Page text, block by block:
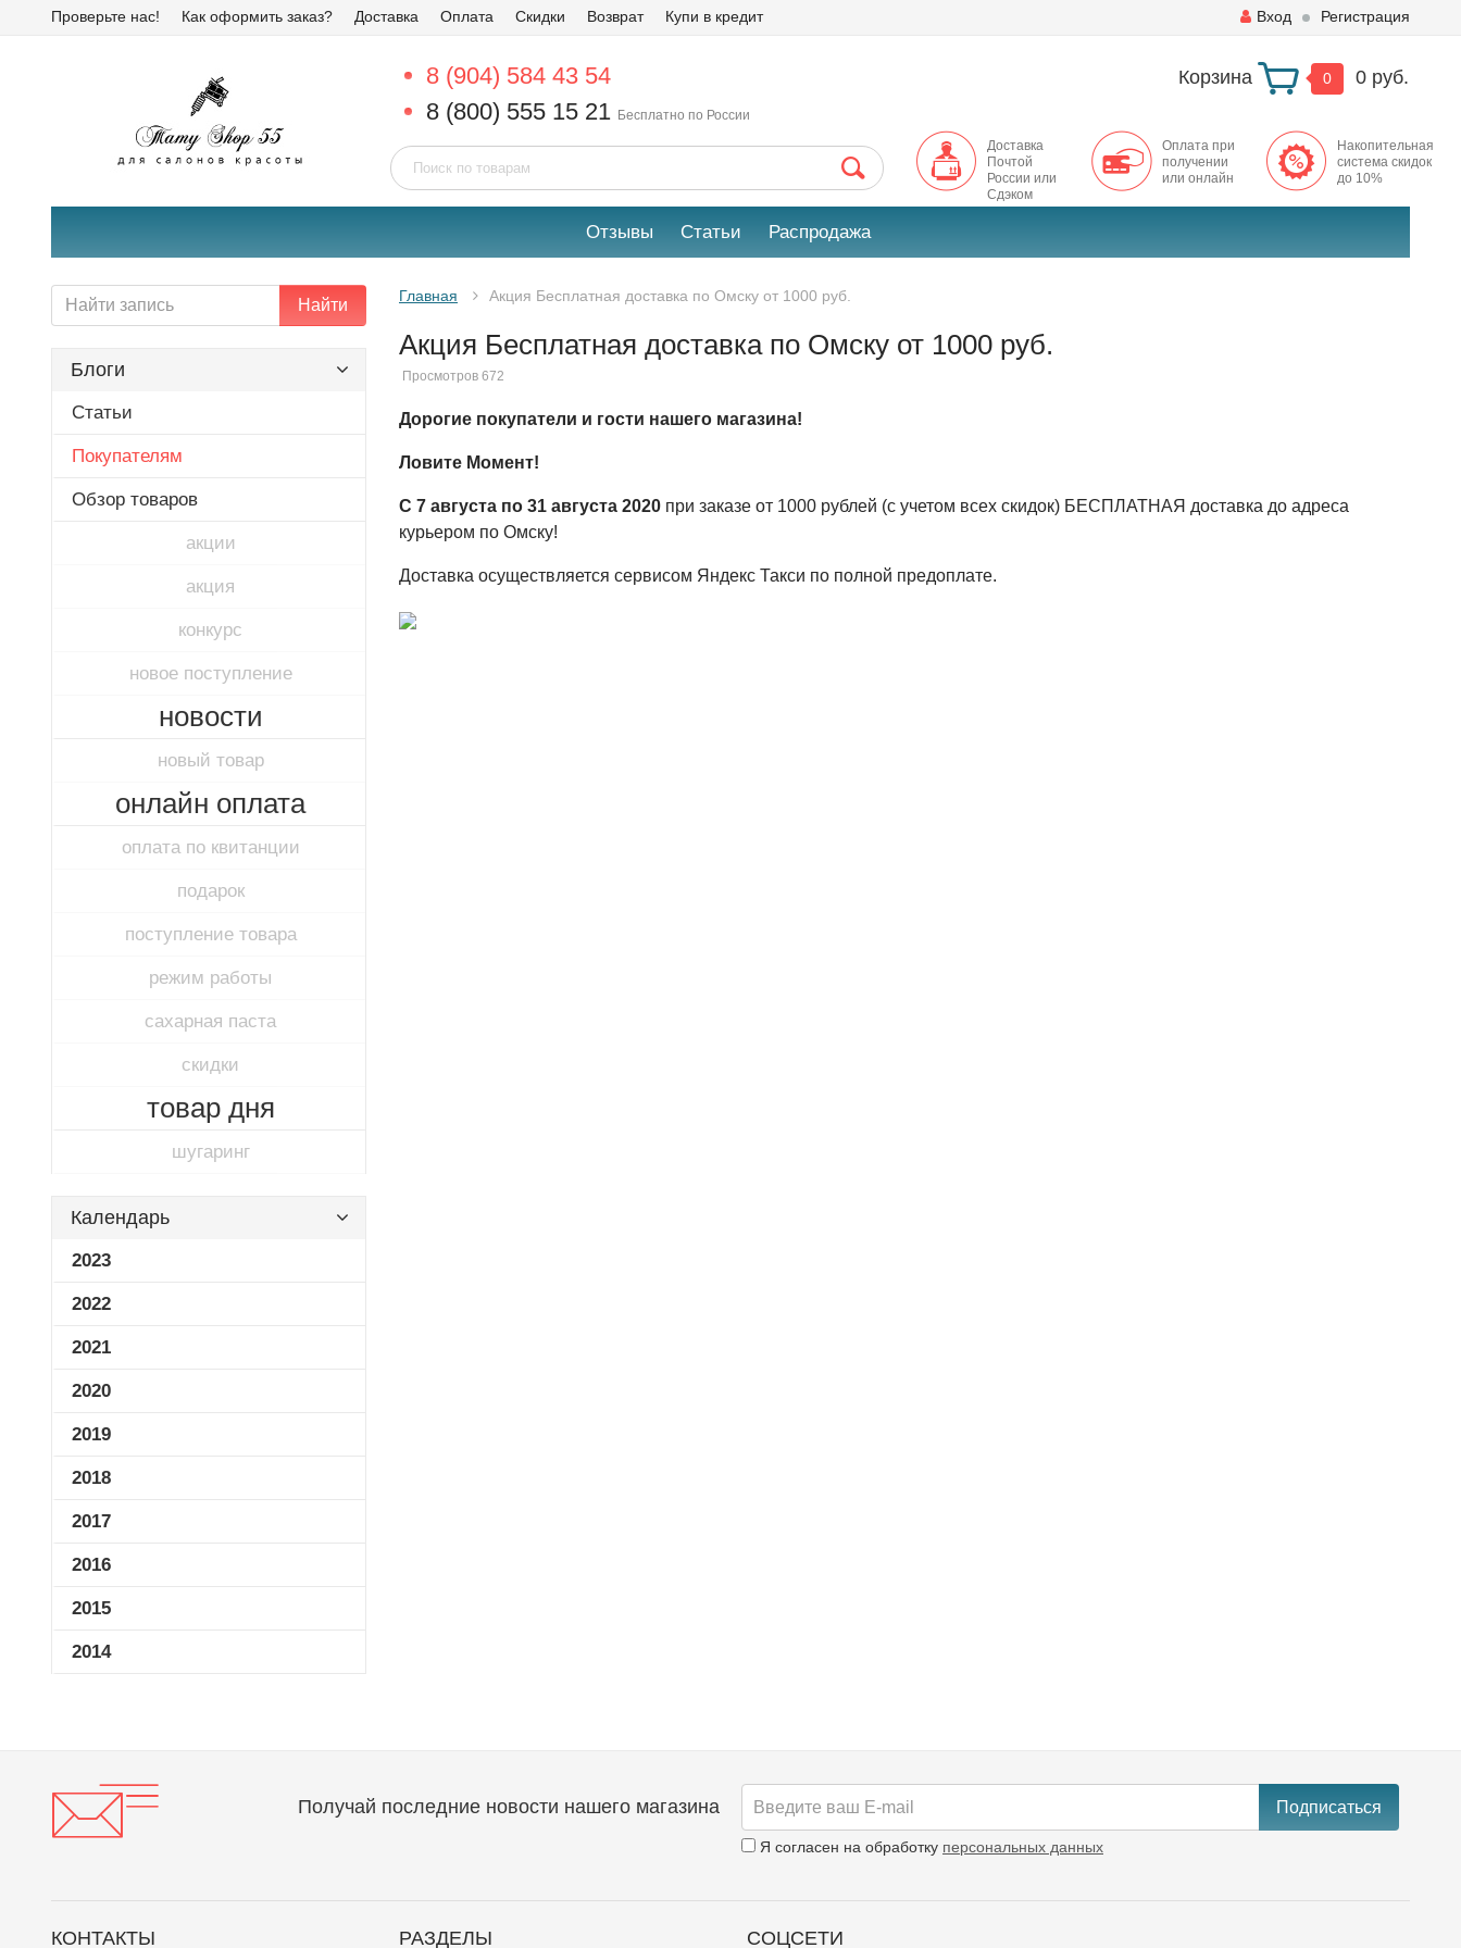
Проверьте нас! Как оформить заказ? Доставка Оплата Скидки Возврат Купи в кредит Вход Регистрация
8 (904) 584 43 54
8 (800) 555 15 21 Бесплатно по России
Корзина 0 0 руб.
Доставка
Почтой
России или
Сдэком
Оплата при
получении
или онлайн
Накопительная
система скидок
до 10%
Отзывы Статьи Распродажа
Найти
Блоги
Статьи
Покупателям
Обзор товаров
акции
акция
конкурс
новое поступление
новости
новый товар
онлайн оплата
оплата по квитанции
подарок
поступление товара
режим работы
сахарная паста
скидки
товар дня
шугаринг
Календарь
2023
2022
2021
2020
2019
2018
2017
2016
2015
2014
Главная Акция Бесплатная доставка по Омску от 1000 руб.
Акция Бесплатная доставка по Омску от 1000 руб.
Просмотров 672
Дорогие покупатели и гости нашего магазина!
Ловите Момент!
С 7 августа по 31 августа 2020 при заказе от 1000 рублей (с учетом всех скидок) БЕСПЛАТНАЯ доставка до адреса
курьером по Омску!
Доставка осуществляется сервисом Яндекс Такси по полной предоплате.
Получай последние новости нашего магазина Подписаться
Я согласен на обработку персональных данных
КОНТАКТЫ РАЗДЕЛЫ СОЦСЕТИ